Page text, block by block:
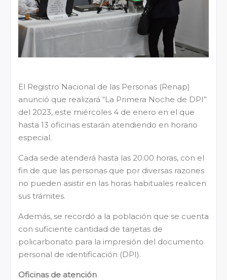
El Registro Nacional de las Personas (Renap)
anunció que realizará “La Primera Noche de DPI”
del 2023, este miércoles 4 de enero en el que
hasta 13 oficinas estarán atendiendo en horario
especial.
Cada sede atenderá hasta las 20:00 horas, con el
fin de que las personas que por diversas razones
no pueden asistir en las horas habituales realicen
sus trámites.
Además, se recordó a la población que se cuenta
con suficiente cantidad de tarjetas de
policarbonato para la impresión del documento
personal de identificación (DPI).
Oficinas de atención